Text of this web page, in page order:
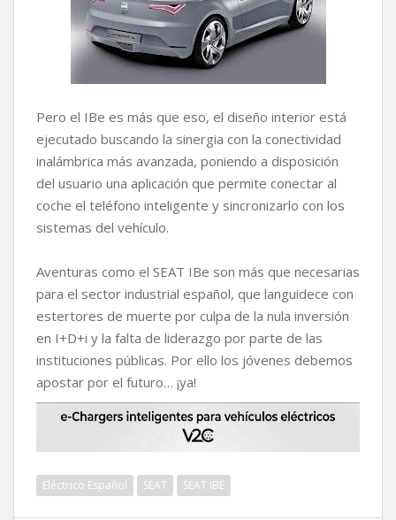
Pero el IBe es más que eso, el diseño interior está
ejecutado buscando la sinergia con la conectividad
inalámbrica más avanzada, poniendo a disposición
del usuario una aplicación que permite conectar al
coche el teléfono inteligente y sincronizarlo con los
sistemas del vehículo.
Aventuras como el SEAT IBe son más que necesarias
para el sector industrial español, que languidece con
estertores de muerte por culpa de la nula inversión
en I+D+i y la falta de liderazgo por parte de las
instituciones públicas. Por ello los jóvenes debemos
apostar por el futuro… ¡ya!
Eléctrico Español SEAT SEAT IBE